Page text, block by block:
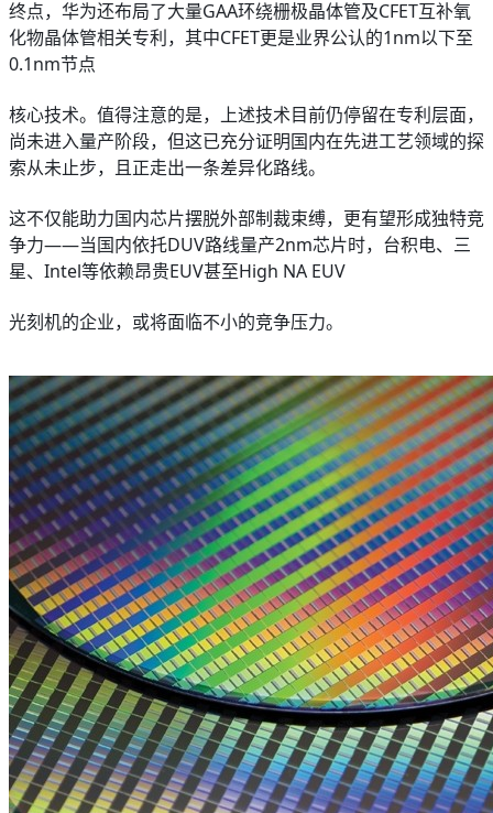
终点，华为还布局了大量GAA环绕栅极晶体管及CFET互补氧
化物晶体管相关专利，其中CFET更是业界公认的1nm以下至
0.1nm节点
核心技术。值得注意的是，上述技术目前仍停留在专利层面，
尚未进入量产阶段，但这已充分证明国内在先进工艺领域的探
索从未止步，且正走出一条差异化路线。
这不仅能助力国内芯片摆脱外部制裁束缚，更有望形成独特竞
争力——当国内依托DUV路线量产2nm芯片时，台积电、三
星、Intel等依赖昂贵EUV甚至High NA EUV
光刻机的企业，或将面临不小的竞争压力。